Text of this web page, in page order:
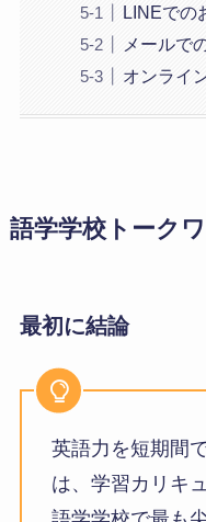
LINEでの
メールで
オンライ
語学学校トーク
最初に結論
英語力を短期間
は、学習カリキ